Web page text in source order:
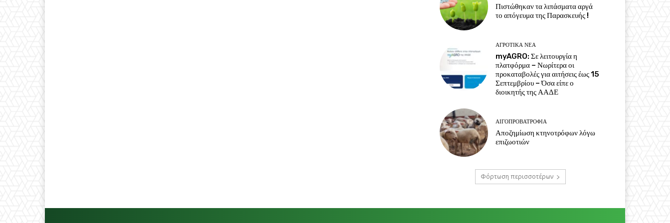
Πιστώθηκαν τα λιπάσματα αργά
το απόγευμα της Παρασκευής !
ΑΓΡΟΤΙΚΆ ΝΈΑ
myAGRO: Σε λειτουργία η
πλατφόρμα – Νωρίτερα οι
προκαταβολές για αιτήσεις έως 15
Σεπτεμβρίου – Όσα είπε ο
διοικητής της ΑΑΔΕ
ΑΙΓΟΠΡΟΒΑΤΡΟΦΊΑ
Αποζημίωση κτηνοτρόφων λόγω
επιζωοτιών
Φόρτωση περισσοτέρων